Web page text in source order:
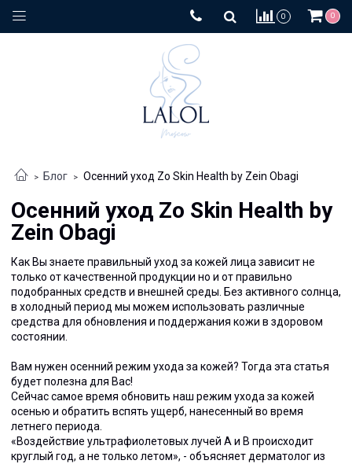
0 0
Блог Осенний уход Zo Skin Health by Zein Obagi
Осенний уход Zo Skin Health by
Zein Obagi
Как Вы знаете правильный уход за кожей лица зависит не
только от качественной продукции но и от правильно
подобранных средств и внешней среды Без активного солнца,
в холодный период мы можем использовать различные
средства для обновления и поддержания кожи в здоровом
состоянии
Вам нужен осенний режим ухода за кожей? Тогда эта статья
будет полезна для Вас!
Сейчас самое время обновить наш режим ухода за кожей
осенью и обратить вспять ущерб, нанесенный во время
летнего периода
«Воздействие ультрафиолетовых лучей А и В происходит
круглый год, а не только летом», - объясняет дерматолог из